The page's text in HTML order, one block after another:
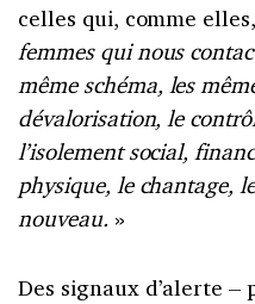
celles qui, comme
femmes qui nous
même schéma, les
dévalorisation, le
l’isolement social,
physique, le chantage,
nouveau. »
Des signaux d’alerte –